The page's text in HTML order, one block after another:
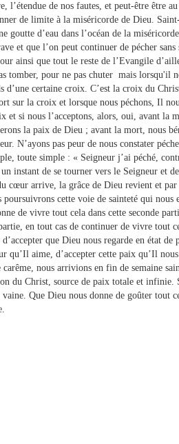
l’étendue de nos fautes, et peut-être être
de limite à la miséricorde de Dieu.
goutte d’eau dans l’océan de la
et que l’on peut continuer de pécher
ainsi que tout le reste de l’Evangile
tomber, pour ne pas chuter mais lorsqu'il
d’une certaine croix. C’est la croix du
sur la croix et lorsque nous péchons, Il
et si nous l’acceptons, alors, oui, avant la
la paix de Dieu ; avant la mort, nous
N’ayons pas peur de nous constater
toute simple : « Seigneur j’ai péché,
instant de se tourner vers le Seigneur et
cœur arrive, la grâce de Dieu revient et
poursuivrons cette voie de sainteté qui nous
de vivre tout cela dans cette seconde
en tout cas de continuer de vivre tout
que Dieu nous regarde en état de
qu’Il aime, d’accepter cette paix qu’Il
nous arrivions en fin de semaine
du Christ, source de paix totale et infinie.
Que Dieu nous donne de goûter tout